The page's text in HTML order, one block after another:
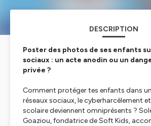
DESCRIPTION
Poster des photos de ses enfants
sociaux : un acte anodin ou un
privée ?
Comment protéger tes enfants dans
réseaux sociaux, le cyberharcèlement
scolaire deviennent omniprésents ?
Goaziou, fondatrice de Soft Kids,